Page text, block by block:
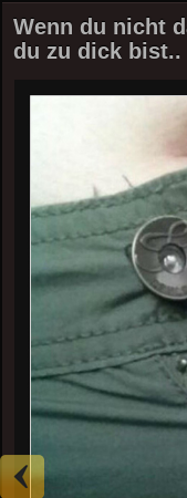
Wenn du nicht
du zu dick bist..